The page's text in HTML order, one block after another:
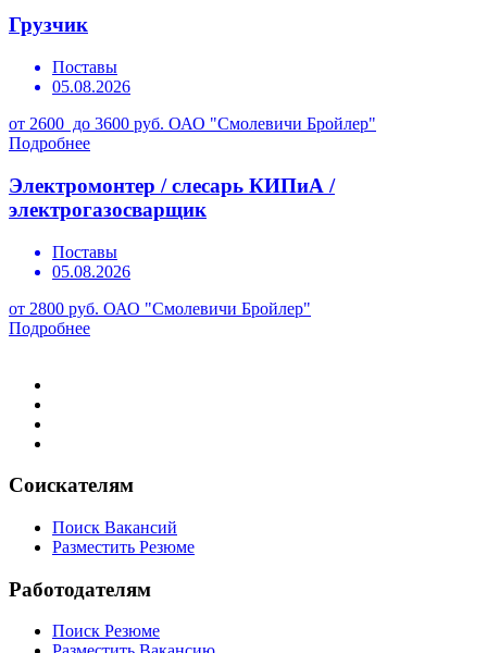
Грузчик
Поставы
05.08.2026
от 2600 до 3600 руб. ОАО "Смолевичи Бройлер"
Подробнее
Электромонтер / слесарь КИПиА /
электрогазосварщик
Поставы
05.08.2026
от 2800 руб. ОАО "Смолевичи Бройлер"
Подробнее
Соискателям
Поиск Вакансий
Разместить Резюме
Работодателям
Поиск Резюме